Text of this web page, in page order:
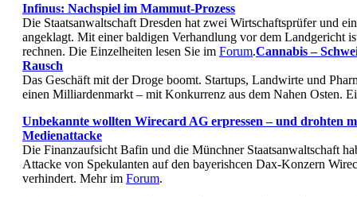
Infinus: Nachspiel im Mammut-Prozess
Die Staatsanwaltschaft Dresden hat zwei Wirtschaftsprüfer und
angeklagt. Mit einer baldigen Verhandlung vor dem Landgericht
rechnen. Die Einzelheiten lesen Sie im Forum.Cannabis –
Rausch
Das Geschäft mit der Droge boomt. Startups, Landwirte und
einen Milliardenmarkt – mit Konkurrenz aus dem Nahen Osten.
Unbekannte wollten Wirecard AG erpressen – und drohten
Medienattacke
Die Finanzaufsicht Bafin und die Münchner Staatsanwaltschaft
Attacke von Spekulanten auf den bayerishcen Dax-Konzern
verhindert. Mehr im Forum.